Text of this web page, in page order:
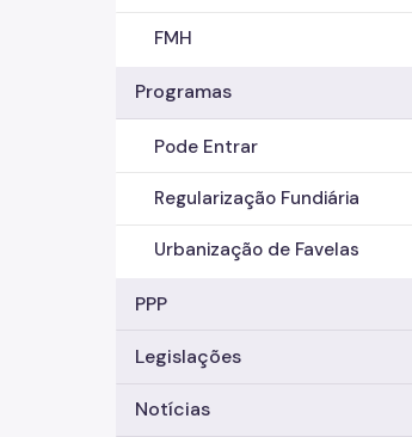
FMH
Programas
Pode Entrar
Regularização Fundiária
Urbanização de Favelas
PPP
Legislações
Notícias